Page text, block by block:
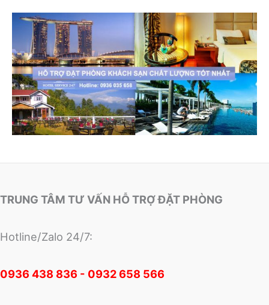
TRUNG TÂM TƯ VẤN HỖ TRỢ ĐẶT PHÒNG
Hotline/Zalo 24/7:
0936 438 836 - 0932 658 566